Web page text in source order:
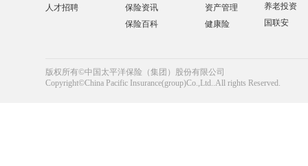
人才招聘
保险资讯
保险百科
资产管理
健康险
养老投资
国联安
版权所有©中国太平洋保险（集团）股份有限公司
Copyright©China Pacific Insurance(group)Co.,Ltd..All rights Reserved.